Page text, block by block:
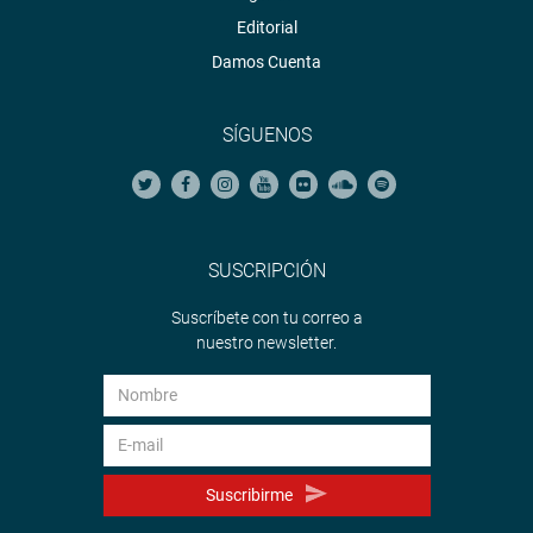
los trabajadores sindicalizados. Además, pidió dar
trabajadores del país que en este momento están
Editorial
Damos Cuenta
SÍGUENOS
SUSCRIPCIÓN
Suscríbete con tu correo a
nuestro newsletter.
Suscribirme